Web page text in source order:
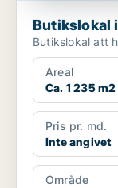
Butikslokal
Butikslokal att
Areal
Ca. 1 235 m2
Pris pr. md.
Inte angivet
Område